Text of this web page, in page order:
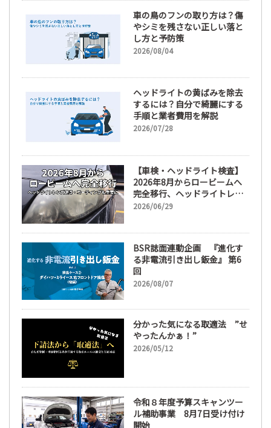
車の鳥のフンの取り方は？傷
やシミを残さない正しい落と
し方と予防策
2026/08/04
ヘッドライトの黄ばみを除去
するには？自分で綺麗にする
手順と業者費用を解説
2026/07/28
【車検・ヘッドライト検査】
2026年8月からロービームへ
完全移行、ヘッドライトレン
ズ磨き・コーティングも重要
2026/06/29
BSR誌面連動企画 『進化す
る非電流引き出し鈑金』 第6
回
2026/08/07
分かった気になる取適法 ”せ
やったんかぁ！”
2026/05/12
令和８年度予算スキャンツー
ル補助事業 8月7日受け付け
開始